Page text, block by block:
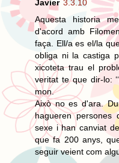
Javier 3.3.10
Aquesta historia
d'acord amb
faça. Ell/a es el/la
obliga ni la castiga
xicoteta trau el
veritat te que dir-lo:
mon.
Això no es d'ara.
hagueren
sexe i han canviat
que fa 200 anys,
seguir veient com